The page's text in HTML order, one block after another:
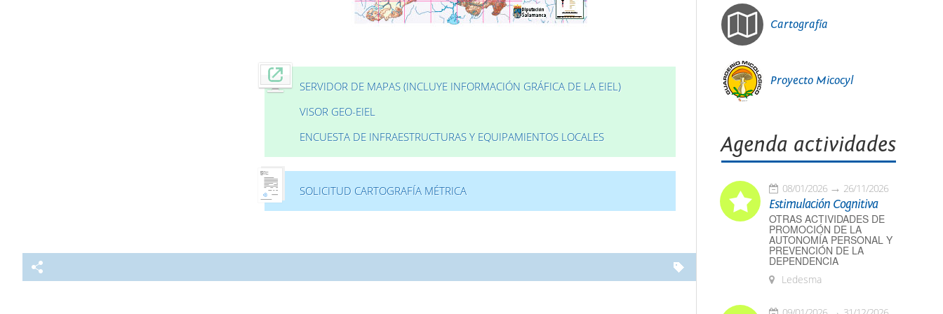
SERVIDOR DE MAPAS (INCLUYE INFORMACIÓN GRÁFICA DE LA EIEL)
VISOR GEO-EIEL
ENCUESTA DE INFRAESTRUCTURAS Y EQUIPAMIENTOS LOCALES
SOLICITUD CARTOGRAFÍA MÉTRICA
Cartografía
Proyecto Micocyl
Agenda actividades
08/01/2026 26/11/2026
Estimulación Cognitiva
OTRAS ACTIVIDADES DE
PROMOCIÓN DE LA
AUTONOMÍA PERSONAL Y
PREVENCIÓN DE LA
DEPENDENCIA
Ledesma